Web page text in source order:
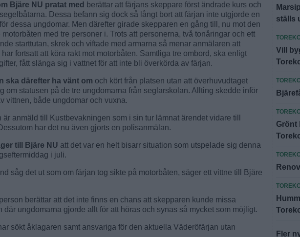
Bjäre NU pratat med
berättar att färjans skeppare först ändrade kurs och
Dessa befann sig dock så långt bort att färjan inte utgjorde en
dessa ungdomar. Men därefter girade skepparen en gång till, nu mot den
motorbåten med tre personer i. Trots att personerna, två tonåringar och ett
starttutan, skrek och viftade med armarna så menar anmälaren att
fortsatt att köra rakt mot motorbåten. Samtliga tre ombord, ska enligt
fått slänga sig i vattnet för att inte bli överkörda av färjan.
ska därefter ha vänt om och kört från platsen utan att överhuvudtaget
om statusen på de tre ungdomarna från seglarskolan. Allting skedde inför
vittnen, både ungdomar och vuxna.
är anmäld till Kustbevakningen som i sin tur lämnat ärendet vidare till
har det nu även gjorts en polisanmälan.
till Bjäre NU att det var en helt bisarr situation som utspelade sig denna
i juli.
såg det ut som om färjan tog sikte på motorbåten, säger ett vittne till Bjäre
berättar att det inte finns en chans att skepparen kunde missa
där ungdomarna gjorde allt för att höras och synas så mycket som möjligt.
sökt åklagaren samt ansvariga för den aktuella Väderöfärjan utan
ställs
Vill
Grönt
Fler